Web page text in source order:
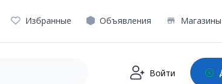
Избранные Объявления Магазины
Войти